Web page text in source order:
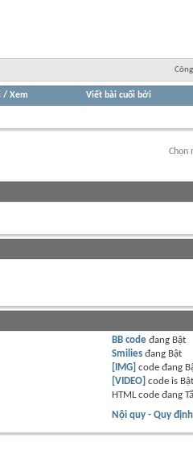
/ Xem Viết bài cuối bởi
Chọn
BB code đang Bật
Smilies đang Bật
[IMG] code đang
[VIDEO] code is Bật
HTML code đang
Nội quy - Quy định